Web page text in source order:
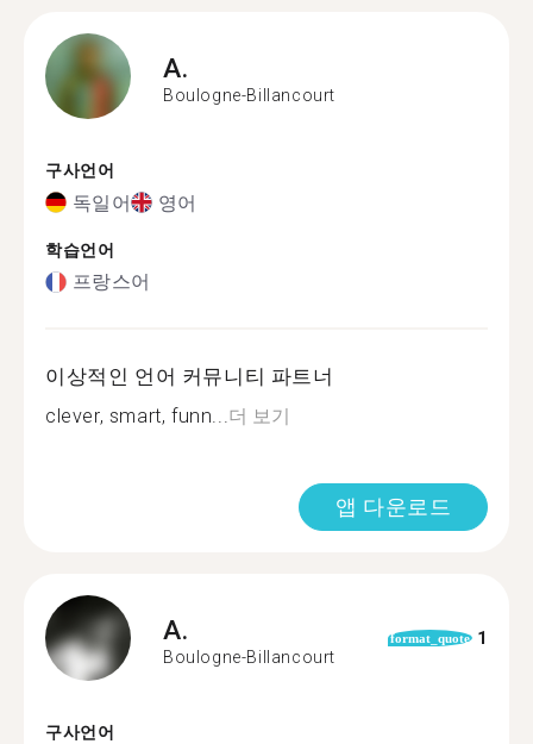
A.
Boulogne-Billancourt
구사언어
독일어 영어
학습언어
프랑스어
이상적인 언어 커뮤니티 파트너
clever, smart, funn...더 보기
앱 다운로드
A.
Boulogne-Billancourt
format_quote 1
구사언어